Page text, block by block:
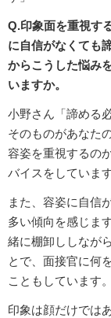
Q.印象面を重視す
に自信がなくても
からこうした悩み
いますか。
小野さん「諦める
そのものがあなた
容姿を重視するの
バイスをしています
また、容姿に自信
多い傾向を感じま
緒に棚卸ししなが
とで、面接官に何
こともしています。
印象は顔だけでは